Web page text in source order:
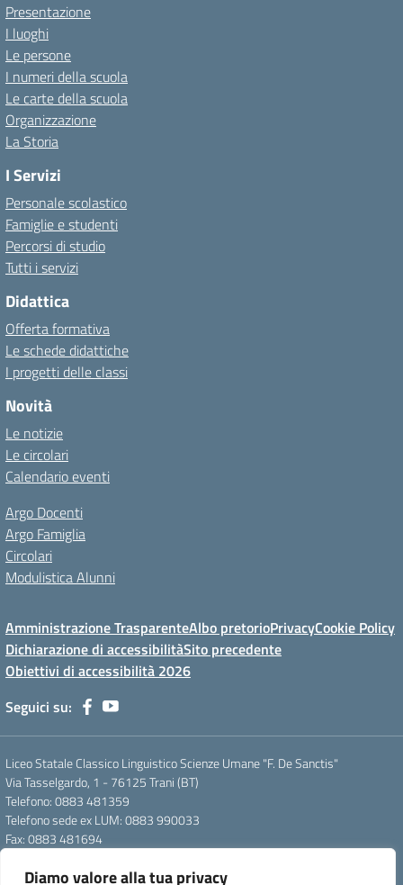
Diamo valore alla tua privacy
Presentazione
I luoghi
Le persone
I numeri della scuola
Le carte della scuola
Organizzazione
La Storia
I Servizi
Personale scolastico
Famiglie e studenti
Percorsi di studio
Tutti i servizi
Didattica
Offerta formativa
Le schede didattiche
I progetti delle classi
Novità
Le notizie
Le circolari
Calendario eventi
Argo Docenti
Argo Famiglia
Circolari
Modulistica Alunni
Amministrazione TrasparenteAlbo pretorioPrivacyCookie Policy
Dichiarazione di accessibilitàSito precedente
Obiettivi di accessibilità 2026
Seguici su:
Liceo Statale Classico Linguistico Scienze Umane "F. De Sanctis"
Via Tasselgardo, 1 - 76125 Trani (BT)
Telefono: 0883 481359
Telefono sede ex LUM: 0883 990033
Fax: 0883 481694
Pec: btpc210007@pec.istruzione.it